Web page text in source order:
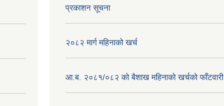
प्रकाशन सूचना
२०८२ मार्ग महिनाको खर्च
आ.ब. २०८१/०८२ को बैशाख महिनाको खर्चको फाँटवारी